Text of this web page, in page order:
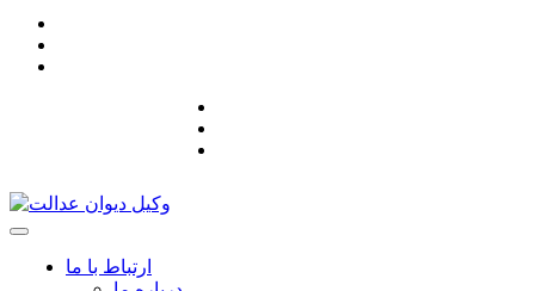
ارتباط با ما